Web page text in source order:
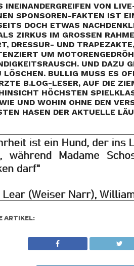
INEINANDERGREIFEN VON
SPONSOREN-FAKTEN IST
DOCH ETWAS
ZIRKUS IM GROSSEN
DRESSUR- UND
UM
UND DAZU
BULLIG MUSS ES
B.LOG-LESER, AUF DIE
HÖCHSTEN
UND WOHIN OHNE DEN
HASEN DER AKTUELLE
ARTIKEL: